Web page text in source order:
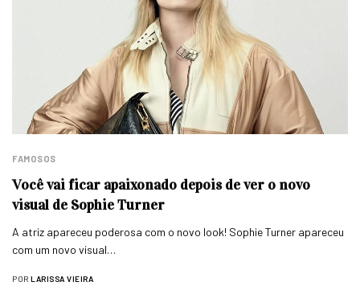
FAMOSOS
Você vai ficar apaixonado depois de ver o novo
visual de Sophie Turner
A atriz apareceu poderosa com o novo look! Sophie Turner apareceu
com um novo visual…
POR LARISSA VIEIRA